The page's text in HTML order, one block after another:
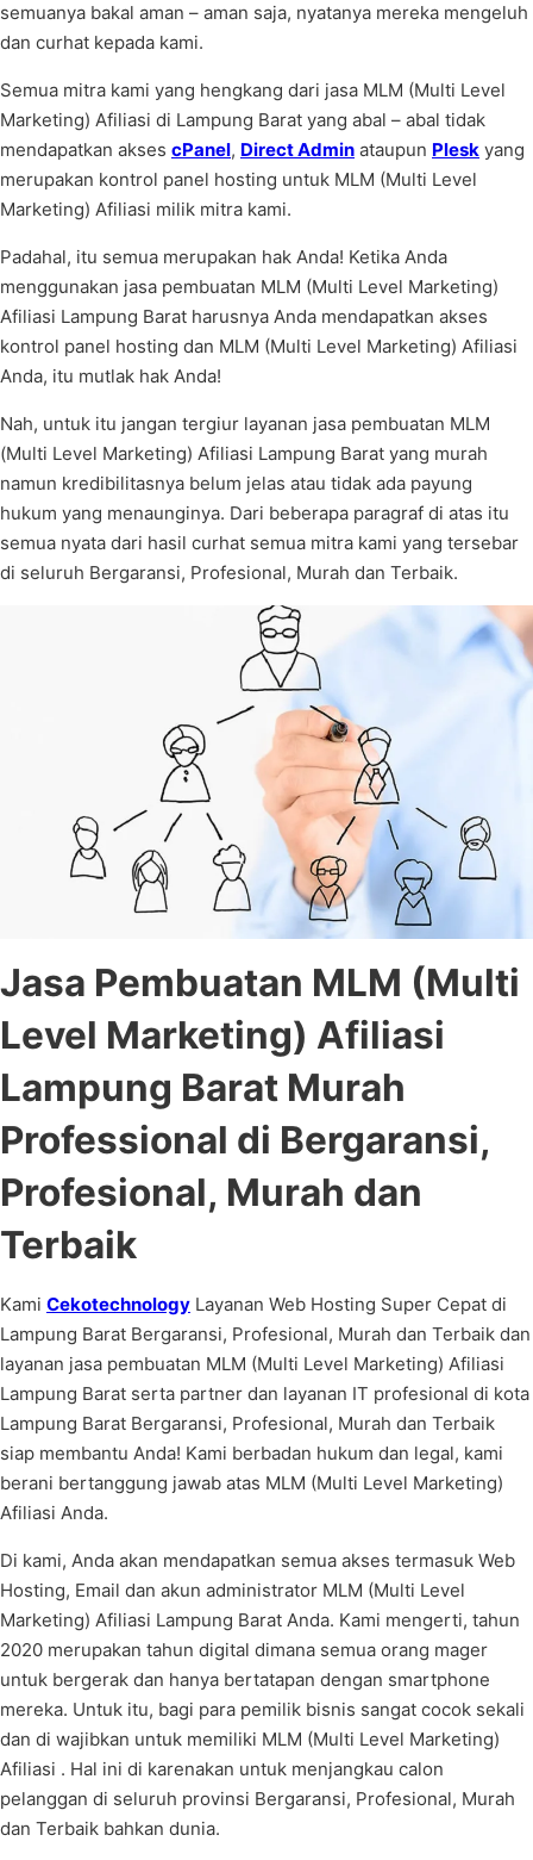
semuanya bakal aman – aman saja, nyatanya mereka mengeluh
dan curhat kepada kami.
Semua mitra kami yang hengkang dari jasa MLM (Multi Level
Marketing) Afiliasi di Lampung Barat yang abal – abal tidak
mendapatkan akses cPanel, Direct Admin ataupun Plesk yang
merupakan kontrol panel hosting untuk MLM (Multi Level
Marketing) Afiliasi milik mitra kami.
Padahal, itu semua merupakan hak Anda! Ketika Anda
menggunakan jasa pembuatan MLM (Multi Level Marketing)
Afiliasi Lampung Barat harusnya Anda mendapatkan akses
kontrol panel hosting dan MLM (Multi Level Marketing) Afiliasi
Anda, itu mutlak hak Anda!
Nah, untuk itu jangan tergiur layanan jasa pembuatan MLM
(Multi Level Marketing) Afiliasi Lampung Barat yang murah
namun kredibilitasnya belum jelas atau tidak ada payung
hukum yang menaunginya. Dari beberapa paragraf di atas itu
semua nyata dari hasil curhat semua mitra kami yang tersebar
di seluruh Bergaransi, Profesional, Murah dan Terbaik.
Jasa Pembuatan MLM (Multi
Level Marketing) Afiliasi
Lampung Barat Murah
Professional di Bergaransi,
Profesional, Murah dan
Terbaik
Kami Cekotechnology Layanan Web Hosting Super Cepat di
Lampung Barat Bergaransi, Profesional, Murah dan Terbaik dan
layanan jasa pembuatan MLM (Multi Level Marketing) Afiliasi
Lampung Barat serta partner dan layanan IT profesional di kota
Lampung Barat Bergaransi, Profesional, Murah dan Terbaik
siap membantu Anda! Kami berbadan hukum dan legal, kami
berani bertanggung jawab atas MLM (Multi Level Marketing)
Afiliasi Anda.
Di kami, Anda akan mendapatkan semua akses termasuk Web
Hosting, Email dan akun administrator MLM (Multi Level
Marketing) Afiliasi Lampung Barat Anda. Kami mengerti, tahun
2020 merupakan tahun digital dimana semua orang mager
untuk bergerak dan hanya bertatapan dengan smartphone
mereka. Untuk itu, bagi para pemilik bisnis sangat cocok sekali
dan di wajibkan untuk memiliki MLM (Multi Level Marketing)
Afiliasi . Hal ini di karenakan untuk menjangkau calon
pelanggan di seluruh provinsi Bergaransi, Profesional, Murah
dan Terbaik bahkan dunia.